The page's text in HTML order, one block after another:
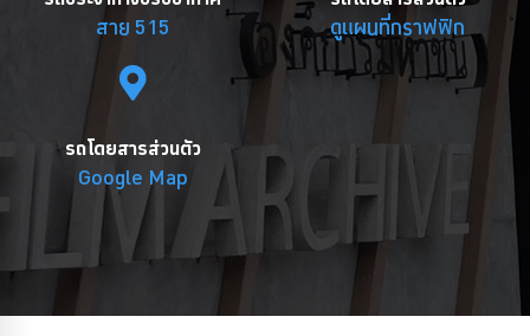
สาย 515 ดูแผนที่กราฟฟิก
รถโดยสารส่วนตัว
Google Map